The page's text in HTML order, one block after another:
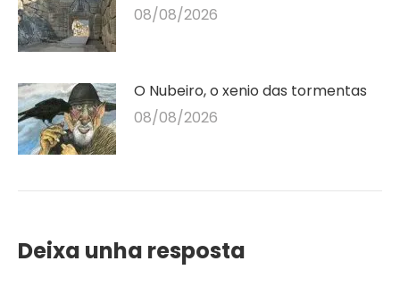
08/08/2026
O Nubeiro, o xenio das tormentas
08/08/2026
Deixa unha resposta